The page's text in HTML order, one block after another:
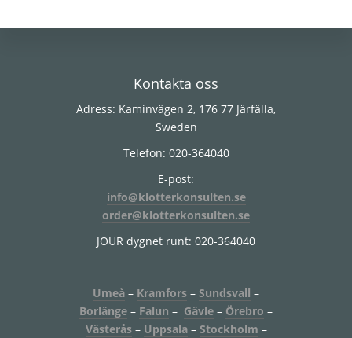
Kontakta oss
Adress: Kaminvägen 2, 176 77 Järfälla,
Sweden
Telefon: 020-364040
E-post:
info@klotterkonsulten.se
order@klotterkonsulten.se
JOUR dygnet runt: 020-364040
Umeå – Kramfors – Sundsvall –
Borlänge – Falun – Gävle – Örebro –
Västerås– Uppsala– Stockholm –